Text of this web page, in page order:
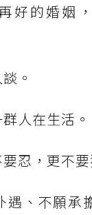
好的婚姻
。
人在生活。
忍，更不要
遇、不願承